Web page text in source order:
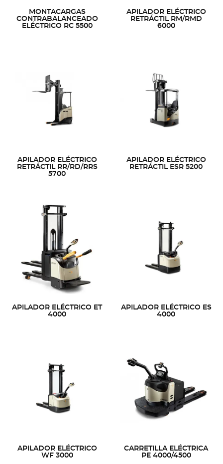
MONTACARGAS
CONTRABALANCEADO
ELÉCTRICO RC 5500
APILADOR ELÉCTRICO
RETRÁCTIL RM/RMD
6000
APILADOR ELÉCTRICO
RETRÁCTIL RR/RD/RRS
5700
APILADOR ELÉCTRICO
RETRÁCTIL ESR 5200
APILADOR ELÉCTRICO ET
4000
APILADOR ELÉCTRICO ES
4000
APILADOR ELÉCTRICO
WF 3000
CARRETILLA ELÉCTRICA
PE 4000/4500